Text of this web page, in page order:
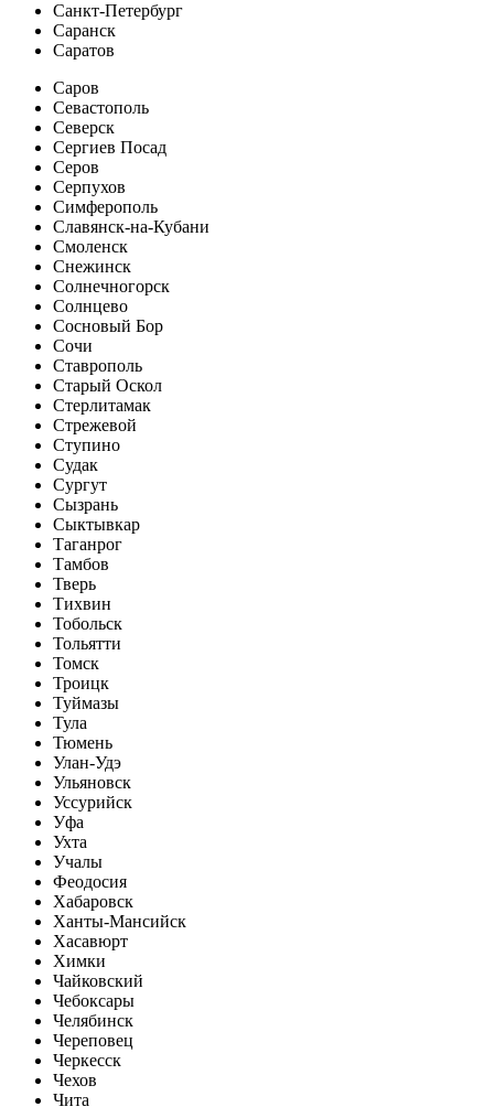
Санкт-Петербург
Саранск
Саратов
Саров
Севастополь
Северск
Сергиев Посад
Серов
Серпухов
Симферополь
Славянск-на-Кубани
Смоленск
Снежинск
Солнечногорск
Солнцево
Сосновый Бор
Сочи
Ставрополь
Старый Оскол
Стерлитамак
Стрежевой
Ступино
Судак
Сургут
Сызрань
Сыктывкар
Таганрог
Тамбов
Тверь
Тихвин
Тобольск
Тольятти
Томск
Троицк
Туймазы
Тула
Тюмень
Улан-Удэ
Ульяновск
Уссурийск
Уфа
Ухта
Учалы
Феодосия
Хабаровск
Ханты-Мансийск
Хасавюрт
Химки
Чайковский
Чебоксары
Челябинск
Череповец
Черкесск
Чехов
Чита